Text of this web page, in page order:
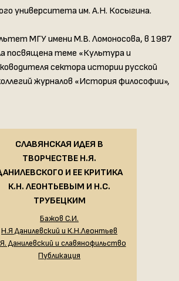
университета им. А.Н. Косыгина.
МГУ имени М.В. Ломоносова, в 1987
посвящена теме «Культура и
сектора истории русской
журналов «История философии»,
СЛАВЯНСКАЯ ИДЕЯ В
ТВОРЧЕСТВЕ Н.Я.
И ЕЕ КРИТИКА
К.Н. ЛЕОНТЬЕВЫМ И Н.С.
ТРУБЕЦКИМ
Бажов С.И.
Н.Я Данилевский и К.Н.Леонтьев
Данилевский и славянофильство
Публикация